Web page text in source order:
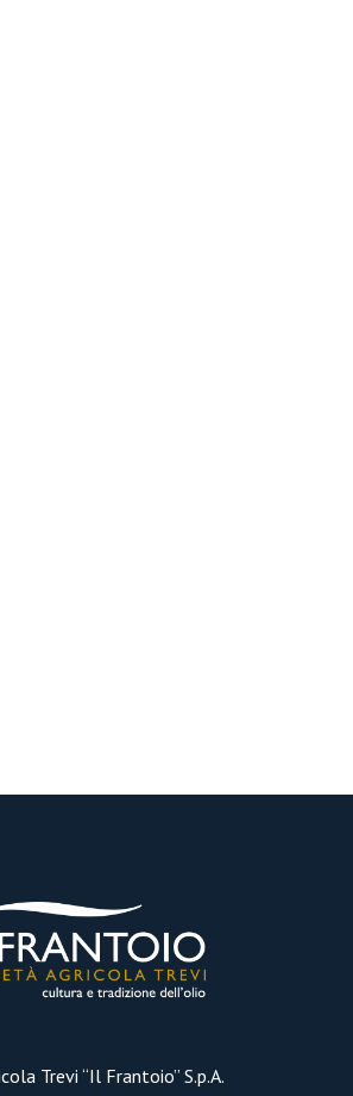
Trevi “Il Frantoio” S.p.A.